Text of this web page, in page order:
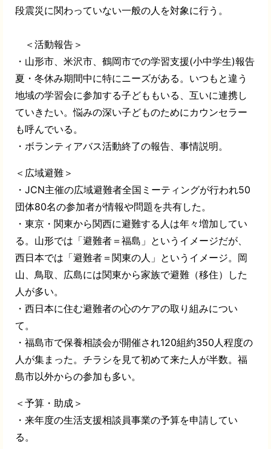
段震災に関わっていない一般の人を対象に行う。
＜活動報告＞
・山形市、米沢市、鶴岡市での学習支援(小中学生)報告
夏・冬休み期間中に特にニーズがある。いつもと違う
地域の学習会に参加する子どももいる、互いに連携し
ていきたい。悩みの深い子どものためにカウンセラー
も呼んでいる。
・ボランティアバス活動終了の報告、事情説明。
＜広域避難＞
・JCN主催の広域避難者全国ミーティングが行われ50
団体80名の参加者が情報や問題を共有した。
・東京・関東から関西に避難する人は年々増加してい
る。山形では「避難者＝福島」というイメージだが、
西日本では「避難者＝関東の人」というイメージ。岡
山、鳥取、広島には関東から家族で避難（移住）した
人が多い。
・西日本に住む避難者の心のケアの取り組みについ
て。
・福島市で保養相談会が開催され120組約350人程度の
人が集まった。チラシを見て初めて来た人が半数。福
島市以外からの参加も多い。
＜予算・助成＞
・来年度の生活支援相談員事業の予算を申請してい
る。